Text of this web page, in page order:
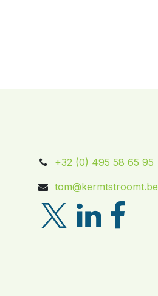
+32 (0) 495 58 65 95
tom@kermtstroomt.be